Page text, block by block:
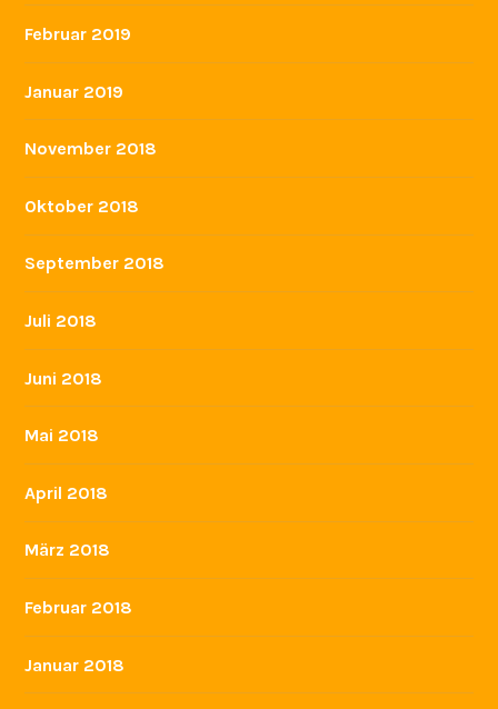
Februar 2019
Januar 2019
November 2018
Oktober 2018
September 2018
Juli 2018
Juni 2018
Mai 2018
April 2018
März 2018
Februar 2018
Januar 2018